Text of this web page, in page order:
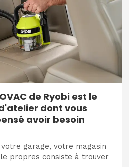
de Ryobi est le
dont vous
avoir besoin
garage, votre magasin
propres consiste à trouver